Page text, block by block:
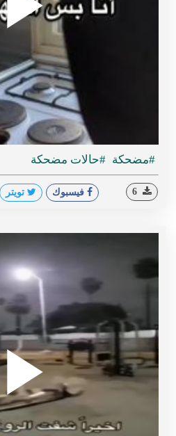
#مضحكة #حالات مضحكة
فيسبوك تويتر